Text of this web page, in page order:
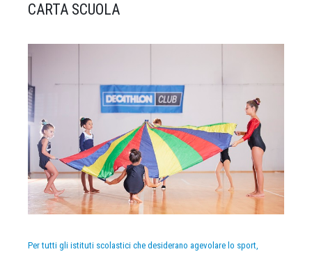
CARTA SCUOLA
Per tutti gli istituti scolastici che desiderano agevolare lo sport,